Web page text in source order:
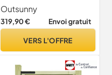
Kit Fondation Vert
Outsunny
319,90 € Envoi gratuit
VERS L'OFFRE